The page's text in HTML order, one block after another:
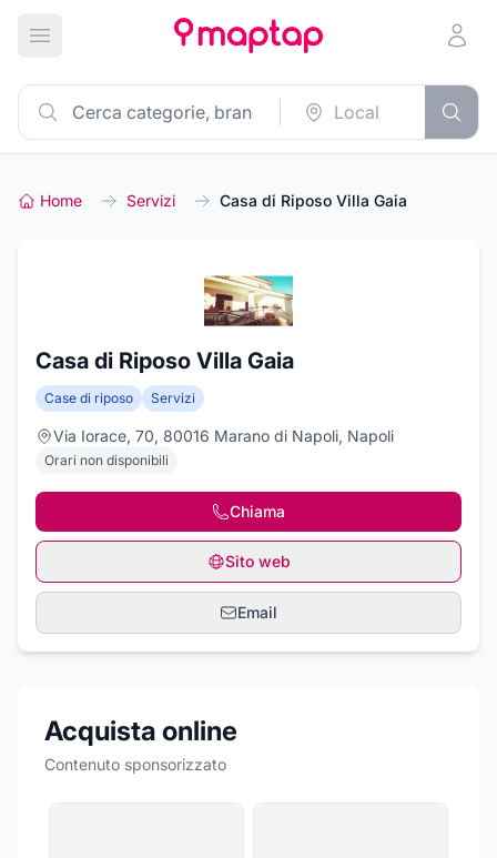
Apri menu principale
Home Servizi Casa di Riposo Villa Gaia
Casa di Riposo Villa Gaia
Case di riposo Servizi
Via Iorace, 70, 80016 Marano di Napoli, Napoli
Orari non disponibili
Chiama
Sito web
Email
Acquista online
Contenuto sponsorizzato